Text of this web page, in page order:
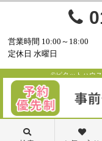
営業時間 10:00～18:00
定休日 水曜日
©ピタットハウ